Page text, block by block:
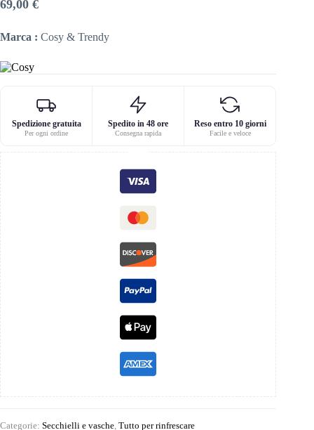
69,00 €
Marca : Cosy & Trendy
Spedizione gratuita
Per ogni ordine
Spedito in 48 ore
Consegna rapida
Reso entro 10 giorni
Facile e veloce
Categorie: Secchielli e vasche Tutto per rinfrescare